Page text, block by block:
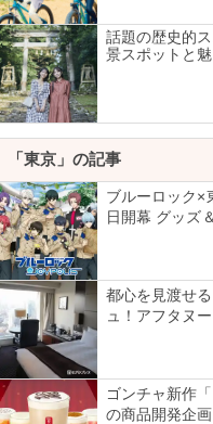
話題の歴史的
景スポットと
「東京」の記事
ブルーロック×
日開幕 グッズ
都心を見渡せ
ュ！アフタヌ
ゴンチャ新作
の商品開発企